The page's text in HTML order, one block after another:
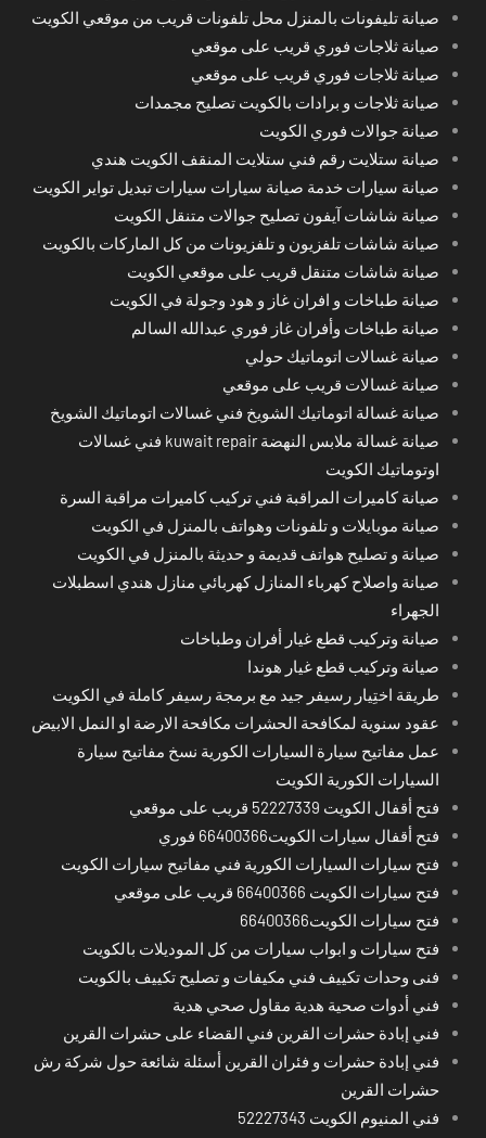
صيانة تليفونات بالمنزل محل تلفونات قريب من موقعي الكويت
صيانة ثلاجات فوري قريب على موقعي
صيانة ثلاجات فوري قريب على موقعي
صيانة ثلاجات و برادات بالكويت تصليح مجمدات
صيانة جوالات فوري الكويت
صيانة ستلايت رقم فني ستلايت المنقف الكويت هندي
صيانة سيارات خدمة صيانة سيارات سيارات تبديل تواير الكويت
صيانة شاشات آيفون تصليح جوالات متنقل الكويت
صيانة شاشات تلفزيون و تلفزيونات من كل الماركات بالكويت
صيانة شاشات متنقل قريب على موقعي الكويت
صيانة طباخات و افران غاز و هود وجولة في الكويت
صيانة طباخات وأفران غاز فوري عبدالله السالم
صيانة غسالات اتوماتيك حولي
صيانة غسالات قريب على موقعي
صيانة غسالة اتوماتيك الشويخ فني غسالات اتوماتيك الشويخ
صيانة غسالة ملابس النهضة kuwait repair فني غسالات
اوتوماتيك الكويت
صيانة كاميرات المراقبة فني تركيب كاميرات مراقبة السرة
صيانة موبايلات و تلفونات وهواتف بالمنزل في الكويت
صيانة و تصليح هواتف قديمة و حديثة بالمنزل في الكويت
صيانة واصلاح كهرباء المنازل كهربائي منازل هندي اسطبلات
الجهراء
صيانة وتركيب قطع غيار أفران وطباخات
صيانة وتركيب قطع غيار هوندا
طريقة اختِيار رسيفر جيد مع برمجة رسيفر كاملة في الكويت
عقود سنوية لمكافحة الحشرات مكافحة الارضة او النمل الابيض
عمل مفاتيح سيارة السيارات الكورية نسخ مفاتيح سيارة
السيارات الكورية الكويت
فتح أقفال الكويت 52227339 قريب على موقعي
فتح أقفال سيارات الكويت66400366 فوري
فتح سيارات السيارات الكورية فني مفاتيح سيارات الكويت
فتح سيارات الكويت 66400366 قريب على موقعي
فتح سيارات الكويت66400366
فتح سيارات و ابواب سيارات من كل الموديلات بالكويت
فنى وحدات تكييف فني مكيفات و تصليح تكييف بالكويت
فني أدوات صحية هدية مقاول صحي هدية
فني إبادة حشرات القرين فني القضاء على حشرات القرين
فني إبادة حشرات و فئران القرين أسئلة شائعة حول شركة رش
حشرات القرين
فني المنيوم الكويت 52227343